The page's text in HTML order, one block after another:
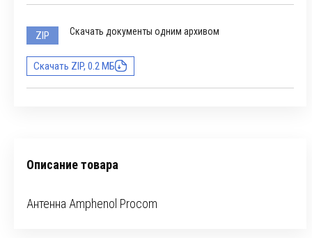
ZIP Скачать документы одним архивом
Скачать ZIP, 0.2 МБ
Описание товара
Антенна Amphenol Procom